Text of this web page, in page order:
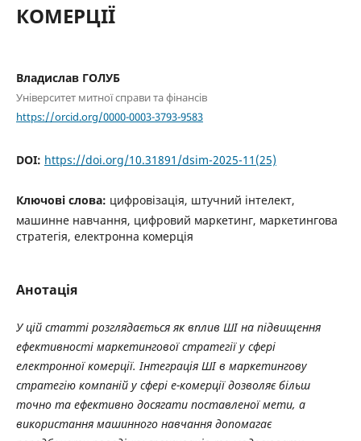
КОМЕРЦІЇ
Владислав ГОЛУБ
Університет митної справи та фінансів
https://orcid.org/0000-0003-3793-9583
DOI: https://doi.org/10.31891/dsim-2025-11(25)
Ключові слова: цифровізація, штучний інтелект,
машинне навчання, цифровий маркетинг, маркетингова
стратегія, електронна комерція
Анотація
У цій статті розглядається як вплив ШІ на підвищення
ефективності маркетингової стратегії у сфері
електронної комерції. Інтеграція ШІ в маркетингову
стратегію компаній у сфері е-комерції дозволяє більш
точно та ефективно досягати поставленої мети, а
використання машинного навчання допомагає